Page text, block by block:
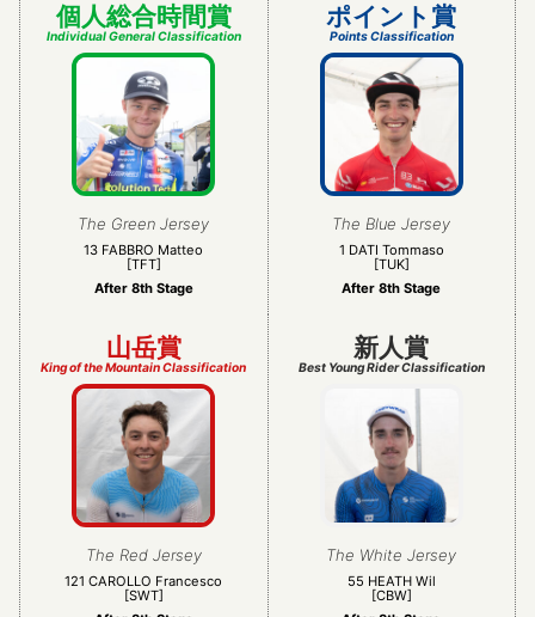
個人総合時間賞
Individual General Classification
The Green Jersey
13 FABBRO Matteo
[TFT]
After 8th Stage
ポイント賞
Points Classification
The Blue Jersey
1 DATI Tommaso
[TUK]
After 8th Stage
山岳賞
King of the Mountain Classification
The Red Jersey
121 CAROLLO Francesco
[SWT]
新人賞
Best Young Rider Classification
The White Jersey
55 HEATH Wil
[CBW]